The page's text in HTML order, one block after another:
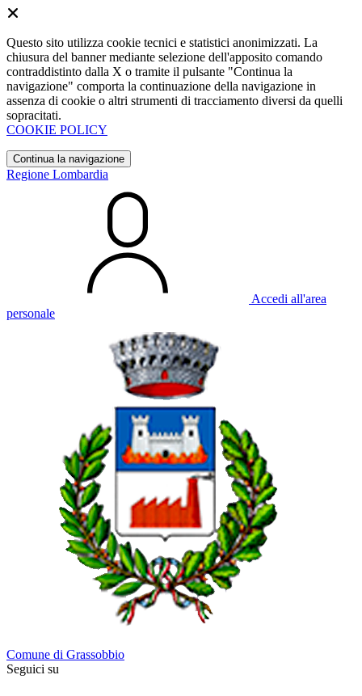
Questo sito utilizza cookie tecnici e statistici anonimizzati. La
chiusura del banner mediante selezione dell'apposito comando
contraddistinto dalla X o tramite il pulsante "Continua la
navigazione" comporta la continuazione della navigazione in
assenza di cookie o altri strumenti di tracciamento diversi da quelli
sopracitati.
COOKIE POLICY
Continua la navigazione
Regione Lombardia
Accedi all'area
personale
Comune di Grassobbio
Seguici su